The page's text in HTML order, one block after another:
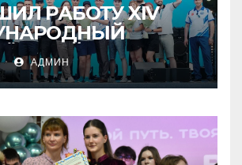
РАБОТУ XIV
ФОРУМ
БУДУЩЕГО –
АДМИН